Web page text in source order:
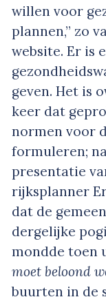
willen voor
plannen,” zo
website. Er is
geven. Het is
keer dat
normen voor
formuleren;
presentatie
rijksplanner
dat de
dergelijke
mondde toen
moet beloond
buurten in de